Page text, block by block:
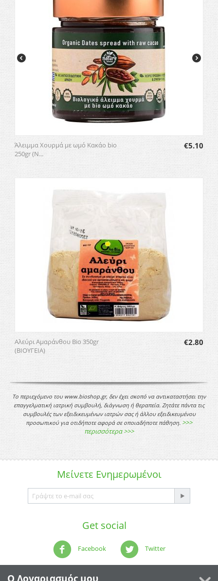
Άλειμμα Χουρμά με ωμό Κακάο bio
250gr (N...
€5.10
Αλεύρι Αμαράνθου Bio 350gr
(ΒΙΟΥΓΕΙΑ)
€2.80
Το περιεχόμενο του www.bioshop.gr, δεν έχει σκοπό να αντικαταστήσει την
επαγγελματική ιατρική συμβουλή, διάγνωση ή θεραπεία. Ζητάτε πάντα τις
συμβουλές των εξειδικευμένων ιατρών σας ή άλλου εξειδικευμένου
προσωπικού για οτιδήποτε αφορά σε οποιαδήποτε πάθηση. >>>
περισσότερα >>>
Μείνετε Ενημερωμένοι
Get social
Facebook Twitter